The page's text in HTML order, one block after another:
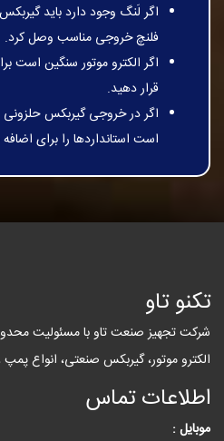
اگر لَنگ وجود دارد باید
فلنچ خروجی مناسب وصل کرد.
اگر الکترو موتور سنگین است
قرار دهید.
اگر در خروجی گیربکس حلزونی
است استانداردها را برای اضافه
تکنو تاو
شرکت تجهیز صنعت تاو با مسئولیت
الکترو موتور، گیربکس صنعتی، انواع پمپ
اطلاعات تماس
موبایل :